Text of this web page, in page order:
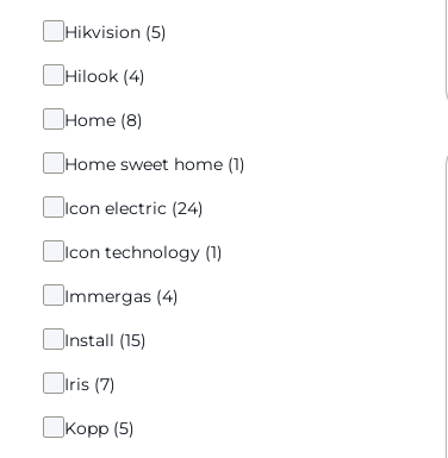
Hikvision (5)
Hilook (4)
Home (8)
Home sweet home (1)
Icon electric (24)
Icon technology (1)
Immergas (4)
Install (15)
Iris (7)
Kopp (5)